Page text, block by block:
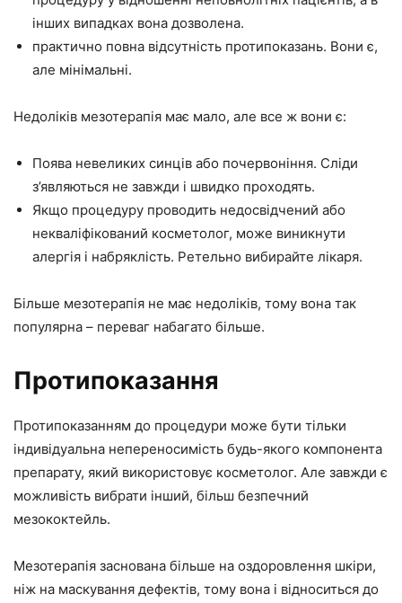
інших випадках вона дозволена.
практично повна відсутність протипоказань. Вони є,
але мінімальні.
Недоліків мезотерапія має мало, але все ж вони є:
Поява невеликих синців або почервоніння. Сліди
з’являються не завжди і швидко проходять.
Якщо процедуру проводить недосвідчений або
некваліфікований косметолог, може виникнути
алергія і набряклість. Ретельно вибирайте лікаря.
Більше мезотерапія не має недоліків, тому вона так
популярна – переваг набагато більше.
Протипоказання
Протипоказанням до процедури може бути тільки
індивідуальна непереносимість будь-якого компонента
препарату, який використовує косметолог. Але завжди є
можливість вибрати інший, більш безпечний
мезококтейль.
Мезотерапія заснована більше на оздоровлення шкіри,
ніж на маскування дефектів, тому вона і відноситься до